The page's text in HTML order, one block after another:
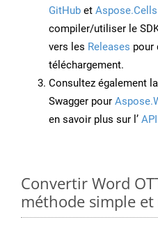
GitHub et
compiler/utiliser le
vers les Releases pour
téléchargement.
Consultez également
Swagger pour
en savoir plus sur l’
Convertir Word
méthode simple